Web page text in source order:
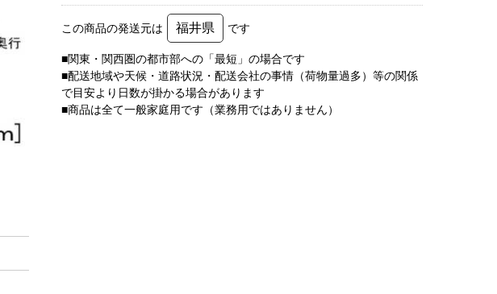
この商品の発送元は 福井県 です
■関東・関西圏の都市部への「最短」の場合です
■配送地域や天候・道路状況・配送会社の事情（荷物量過多）等の関係
で目安より日数が掛かる場合があります
■商品は全て一般家庭用です（業務用ではありません）